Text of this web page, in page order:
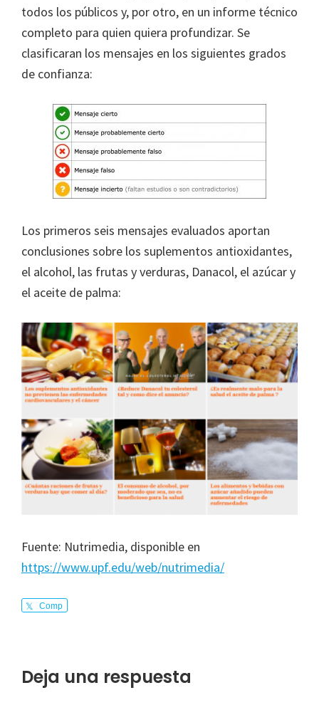
todos los públicos y, por otro, en un informe técnico
completo para quien quiera profundizar. Se
clasificaran los mensajes en los siguientes grados
de confianza:
Los primeros seis mensajes evaluados aportan
conclusiones sobre los suplementos antioxidantes,
el alcohol, las frutas y verduras, Danacol, el azúcar y
el aceite de palma:
Fuente: Nutrimedia, disponible en
https://www.upf.edu/web/nutrimedia/
Comp
Interacciones
Deja una respuesta